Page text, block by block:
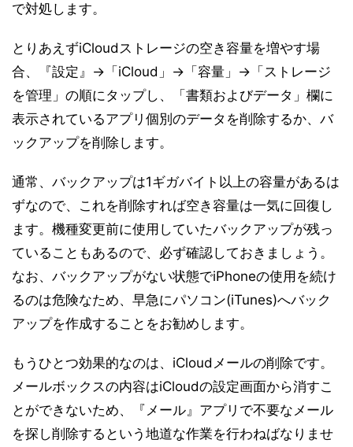
で対処します。
とりあえずiCloudストレージの空き容量を増やす場
合、『設定』→「iCloud」→「容量」→「ストレージ
を管理」の順にタップし、「書類およびデータ」欄に
表示されているアプリ個別のデータを削除するか、バ
ックアップを削除します。
通常、バックアップは1ギガバイト以上の容量があるは
ずなので、これを削除すれば空き容量は一気に回復し
ます。機種変更前に使用していたバックアップが残っ
ていることもあるので、必ず確認しておきましょう。
なお、バックアップがない状態でiPhoneの使用を続け
るのは危険なため、早急にパソコン(iTunes)へバック
アップを作成することをお勧めします。
もうひとつ効果的なのは、iCloudメールの削除です。
メールボックスの内容はiCloudの設定画面から消すこ
とができないため、『メール』アプリで不要なメール
を探し削除するという地道な作業を行わねばなりませ